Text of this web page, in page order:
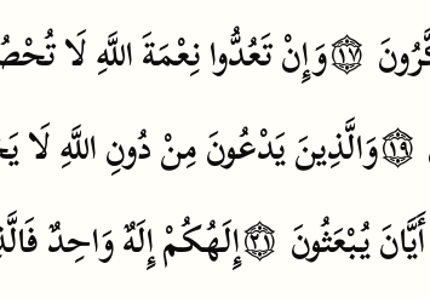
۝١٧وَإِنْتَعُدُّوانِعْمَةَاللَّهِلَا
۝١٩وَالَّذِينَيَدْعُونَمِنْدُونِاللَّهِلَا
أَيَّانَيُبْعَثُونَ ۝٢١إِلَهُكُمْإِلَهٌوَاحِدٌ